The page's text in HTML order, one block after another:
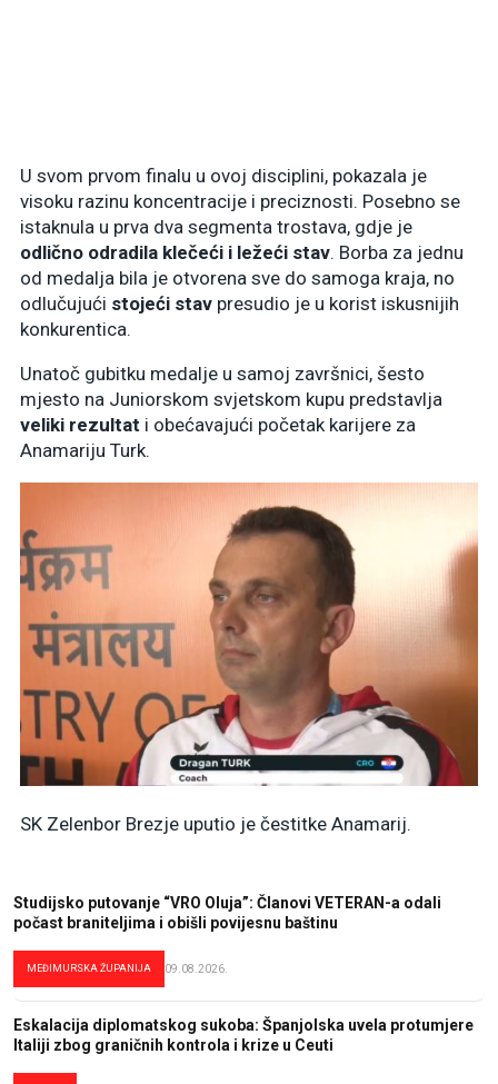
U svom prvom finalu u ovoj disciplini, pokazala je
visoku razinu koncentracije i preciznosti. Posebno se
istaknula u prva dva segmenta trostava, gdje je
odlično odradila klečeći i ležeći stav. Borba za jednu
od medalja bila je otvorena sve do samoga kraja, no
odlučujući stojeći stav presudio je u korist iskusnijih
konkurentica.
Unatoč gubitku medalje u samoj završnici, šesto
mjesto na Juniorskom svjetskom kupu predstavlja
veliki rezultat i obećavajući početak karijere za
Anamariju Turk.
SK Zelenbor Brezje uputio je čestitke Anamarij.
Studijsko putovanje “VRO Oluja”: Članovi VETERAN-a odali
počast braniteljima i obišli povijesnu baštinu
MEĐIMURSKA ŽUPANIJA 09.08.2026.
Eskalacija diplomatskog sukoba: Španjolska uvela protumjere
Italiji zbog graničnih kontrola i krize u Ceuti